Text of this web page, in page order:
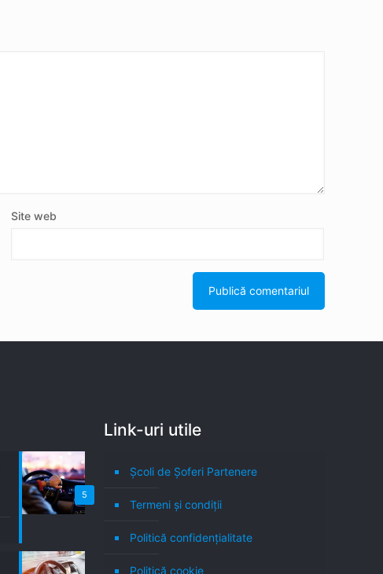
Site web
5
Link-uri utile
Școli de Șoferi Partenere
Termeni şi condiţii
Politică confidenţialitate
Politică cookie